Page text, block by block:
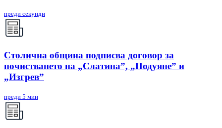
преди секунди
Столична община подписва договор за
почистването на „Слатина”, „Подуяне” и
„Изгрев”
преди 5 мин